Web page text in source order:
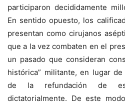
participaron decididamente
En sentido opuesto, los
presentan como cirujanos
que a la vez combaten en el
un pasado que consideran
histórica” militante, en lugar
de la refundación de
dictatorialmente. De este